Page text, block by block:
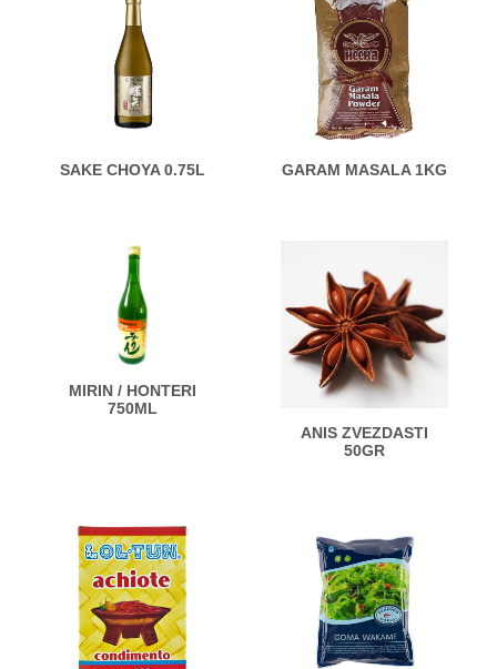
SAKE CHOYA 0.75L GARAM MASALA 1KG
MIRIN / HONTERI
750ML
ANIS ZVEZDASTI
50GR